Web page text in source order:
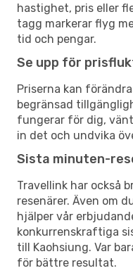
hastighet, pris eller
tagg markerar flyg
tid och pengar.
Se upp för
Priserna kan
begränsad
fungerar för dig,
in det och undvika
Sista minuten-
Travellink har också
resenärer. Även om
hjälper vår
konkurrenskraftiga
till Kaohsiung. Var
för bättre resultat.